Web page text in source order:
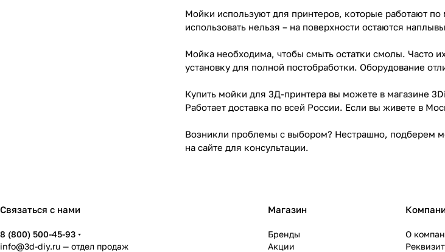
Мойки используют для принтеров, которые работают
использовать нельзя – на поверхности остаются
Мойка необходима, чтобы смыть остатки смолы. Часто
установку для полной постобработки. Оборудование
Купить мойки для 3Д-принтера вы можете в магазине
Работает доставка по всей России. Если вы живете в
Возникли проблемы с выбором? Нестрашно, подберем
на сайте для консультации.
Связаться с нами
8 (800) 500-45-93
info@3d-diy.ru — отдел продаж
Магазин
Бренды
Акции
О